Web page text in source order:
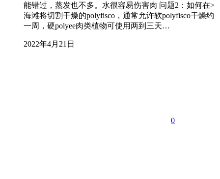
能错过，蒸发也不多。水很容易伤害肉 问题2：如何在>
海滩将切割干燥的polyfisco，通常允许软polyfisco干燥约
一周，硬polyee肉类植物可使用两到三天…
2022年4月21日
0